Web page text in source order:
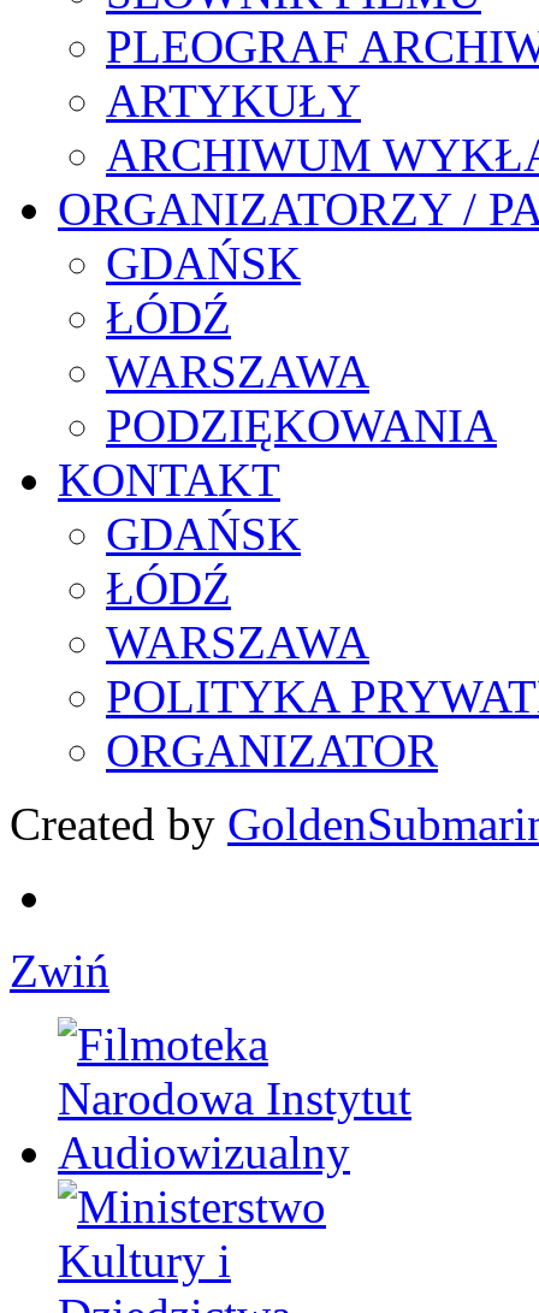
PLEOGRAF
ARTYKUŁY
ARCHIWUM
ORGANIZATORZY /
GDAŃSK
ŁÓDŹ
WARSZAWA
PODZIĘKOWANIA
KONTAKT
GDAŃSK
ŁÓDŹ
WARSZAWA
POLITYKA
ORGANIZATOR
Created by
Zwiń